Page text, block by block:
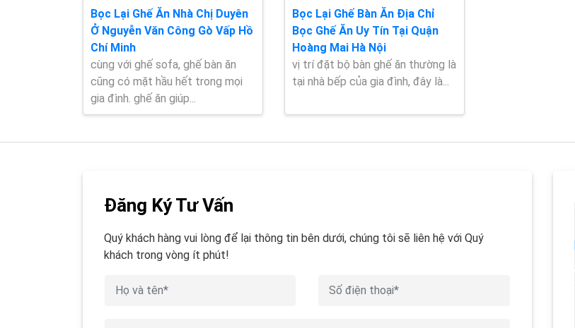
Bọc Lại Ghế Ăn Nhà Chị Duyên
Ở Nguyễn Văn Công Gò Vấp Hồ
Chí Minh
cùng với ghế sofa, ghế bàn ăn
cũng có mặt hầu hết trong mọi
gia đình. ghế ăn giúp...
Bọc Lại Ghế Bàn Ăn Địa Chỉ
Bọc Ghế Ăn Uy Tín Tại Quận
Hoàng Mai Hà Nội
vị trí đặt bộ bàn ghế ăn thường là
tại nhà bếp của gia đình, đây là...
Đăng Ký Tư Vấn
Quý khách hàng vui lòng để lại thông tin bên dưới, chúng tôi sẽ liên hệ với Quý
khách trong vòng ít phút!